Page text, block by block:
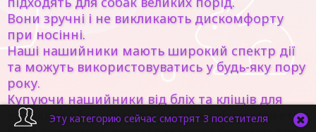
Вони зручні і не викликають дискомфорту
при носінні.
Наші нашийники мають широкий спектр дії
та можуть використовуватись у будь-яку пору
року.
Купуючи нашийники від бліх та кліщів для
великих собак у нашому магазині, ви можете
Эту категорию сейчас смотрят 3 посетителя